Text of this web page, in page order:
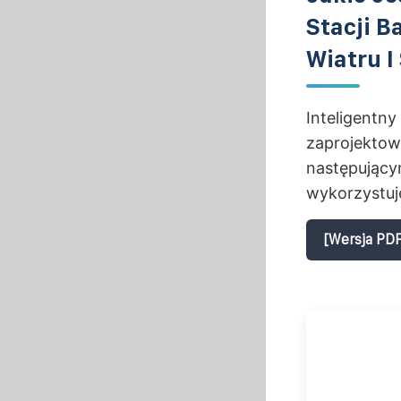
Stacji
Wiatru I
Inteligentny
[Wersja